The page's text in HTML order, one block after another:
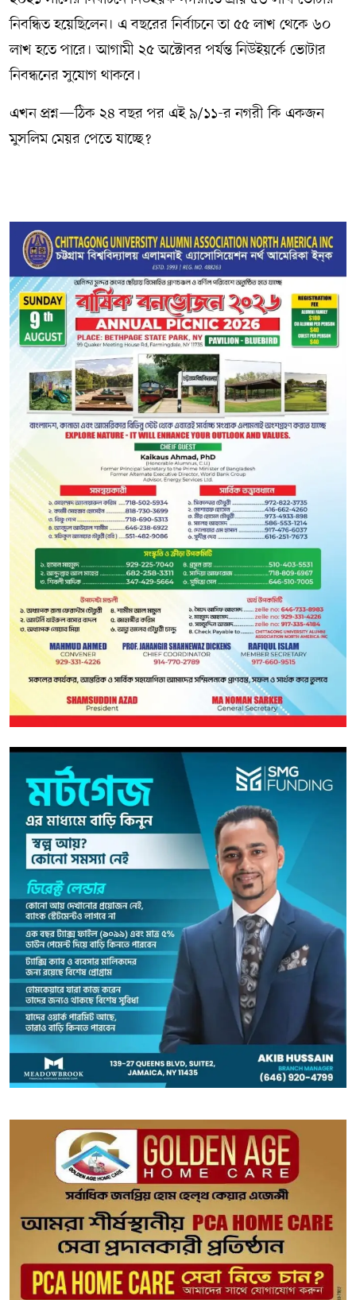
নিবন্ধিত হয়েছিলেন। এ বছরের নির্বাচনে তা ৫৫ লাখ থেকে ৬০
লাখ হতে পারে। আগামী ২৫ অক্টোবর পর্যন্ত নিউইয়র্কে ভোটার
নিবন্ধনের সুযোগ থাকবে।
এখন প্রশ্ন—ঠিক ২৪ বছর পর এই ৯/১১-র নগরী কি একজন
মুসলিম মেয়র পেতে যাচ্ছে?